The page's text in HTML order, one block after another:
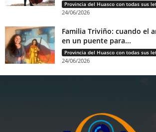
24/06/2026
Familia Triviño: cuando el
en un puente para...
24/06/2026